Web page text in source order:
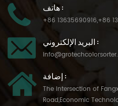
هاتف :
+86 13635690916,+86
البريد الإلكتروني :
إضافة :
The Intersection of
Road,Economic